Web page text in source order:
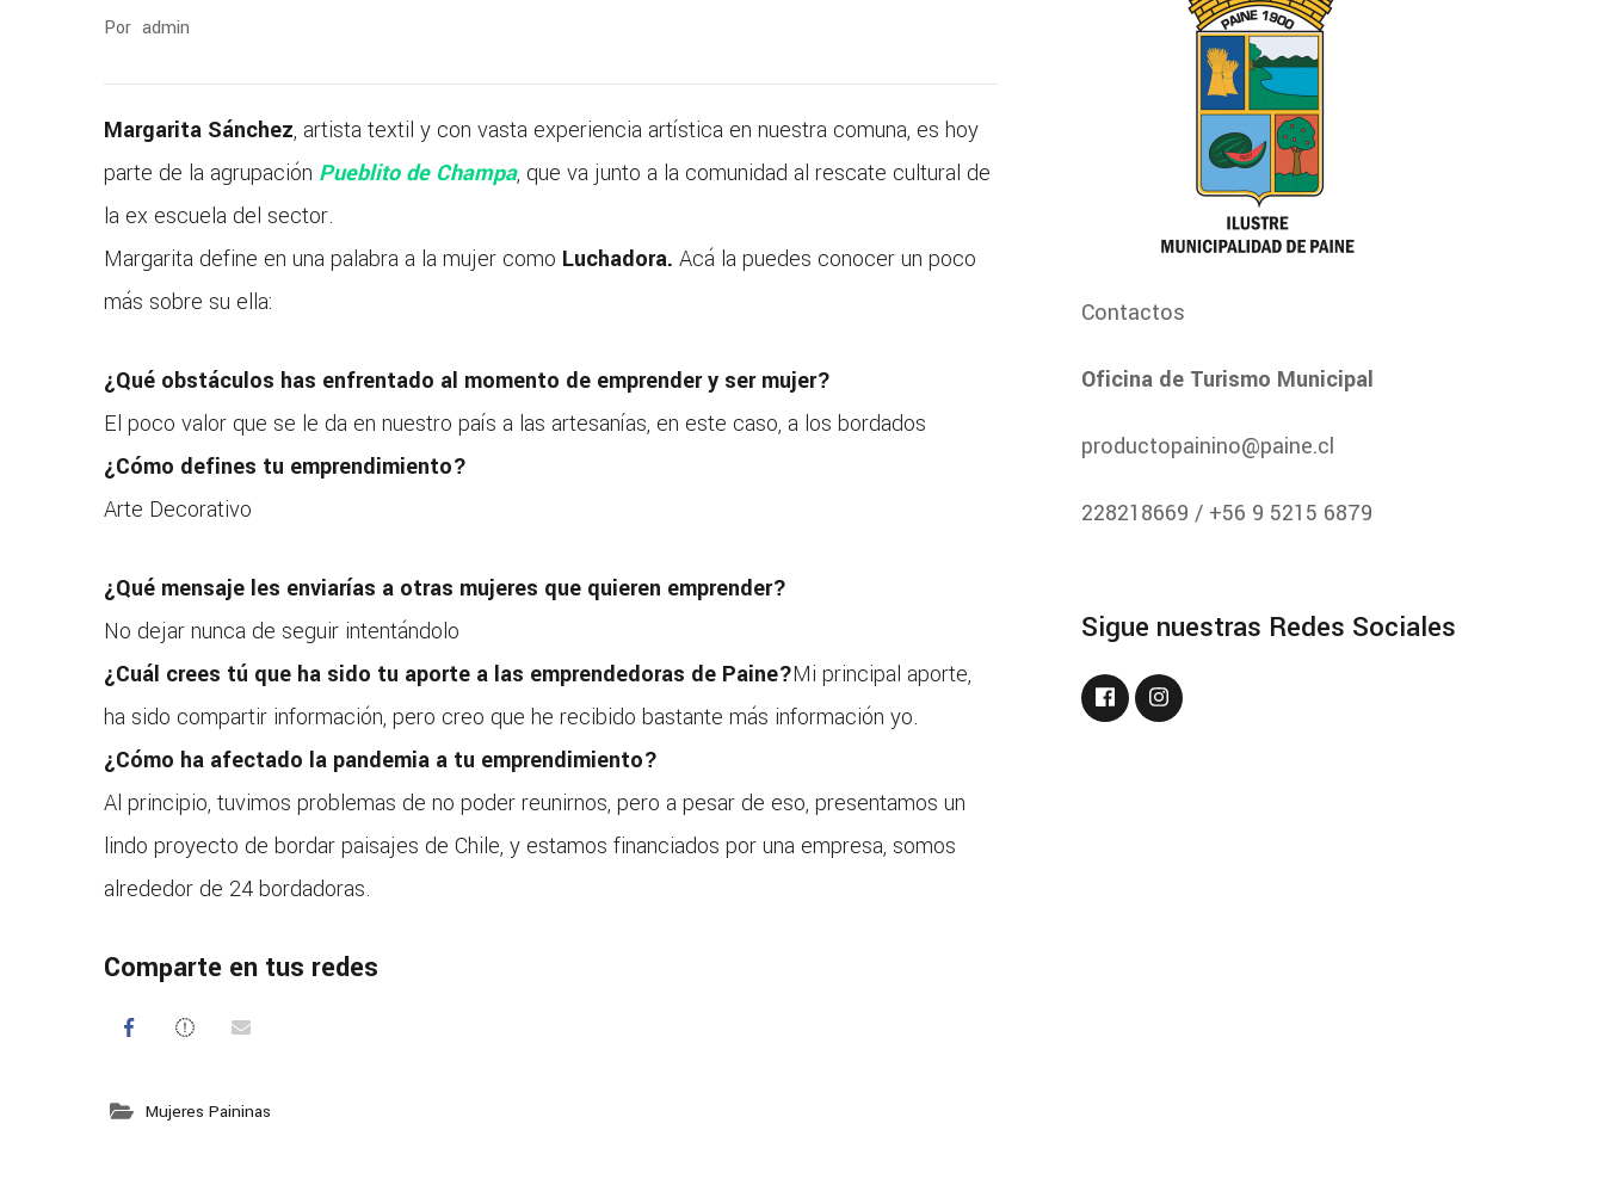
Por admin
Margarita Sánchez, artista textil y con vasta experiencia artística en nuestra comuna, es hoy
parte de la agrupación Pueblito de Champa, que va junto a la comunidad al rescate cultural de
la ex escuela del sector.
Margarita define en una palabra a la mujer como Luchadora. Acá la puedes conocer un poco
más sobre su ella:
¿Qué obstáculos has enfrentado al momento de emprender y ser mujer?
El poco valor que se le da en nuestro país a las artesanías, en este caso, a los bordados
¿Cómo defines tu emprendimiento?
Arte Decorativo
¿Qué mensaje les enviarías a otras mujeres que quieren emprender?
No dejar nunca de seguir intentándolo
¿Cuál crees tú que ha sido tu aporte a las emprendedoras de Paine?Mi principal aporte,
ha sido compartir información, pero creo que he recibido bastante más información yo.
¿Cómo ha afectado la pandemia a tu emprendimiento?
Al principio, tuvimos problemas de no poder reunirnos, pero a pesar de eso, presentamos un
lindo proyecto de bordar paisajes de Chile, y estamos financiados por una empresa, somos
alrededor de 24 bordadoras.
Comparte en tus redes
Mujeres Paininas
Contactos
Oficina de Turismo Municipal
productopainino@paine.cl
228218669 / +56 9 5215 6879
Sigue nuestras Redes Sociales